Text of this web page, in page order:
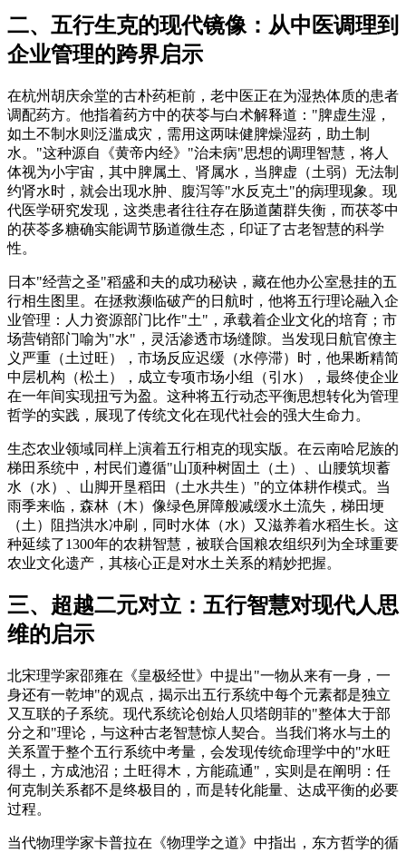
二、五行生克的现代镜像：从中医调理到
企业管理的跨界启示
在杭州胡庆余堂的古朴药柜前，老中医正在为湿热体质的患者
调配药方。他指着药方中的茯苓与白术解释道："脾虚生湿，
如土不制水则泛滥成灾，需用这两味健脾燥湿药，助土制
水。"这种源自《黄帝内经》"治未病"思想的调理智慧，将人
体视为小宇宙，其中脾属土、肾属水，当脾虚（土弱）无法制
约肾水时，就会出现水肿、腹泻等"水反克土"的病理现象。现
代医学研究发现，这类患者往往存在肠道菌群失衡，而茯苓中
的茯苓多糖确实能调节肠道微生态，印证了古老智慧的科学
性。
日本"经营之圣"稻盛和夫的成功秘诀，藏在他办公室悬挂的五
行相生图里。在拯救濒临破产的日航时，他将五行理论融入企
业管理：人力资源部门比作"土"，承载着企业文化的培育；市
场营销部门喻为"水"，灵活渗透市场缝隙。当发现日航官僚主
义严重（土过旺），市场反应迟缓（水停滞）时，他果断精简
中层机构（松土），成立专项市场小组（引水），最终使企业
在一年间实现扭亏为盈。这种将五行动态平衡思想转化为管理
哲学的实践，展现了传统文化在现代社会的强大生命力。
生态农业领域同样上演着五行相克的现实版。在云南哈尼族的
梯田系统中，村民们遵循"山顶种树固土（土）、山腰筑坝蓄
水（水）、山脚开垦稻田（土水共生）"的立体耕作模式。当
雨季来临，森林（木）像绿色屏障般减缓水土流失，梯田埂
（土）阻挡洪水冲刷，同时水体（水）又滋养着水稻生长。这
种延续了1300年的农耕智慧，被联合国粮农组织列为全球重要
农业文化遗产，其核心正是对水土关系的精妙把握。
三、超越二元对立：五行智慧对现代人思
维的启示
北宋理学家邵雍在《皇极经世》中提出"一物从来有一身，一
身还有一乾坤"的观点，揭示出五行系统中每个元素都是独立
又互联的子系统。现代系统论创始人贝塔朗菲的"整体大于部
分之和"理论，与这种古老智慧惊人契合。当我们将水与土的
关系置于整个五行系统中考量，会发现传统命理学中的"水旺
得土，方成池沼；土旺得木，方能疏通"，实则是在阐明：任
何克制关系都不是终极目的，而是转化能量、达成平衡的必要
过程。
当代物理学家卡普拉在《物理学之道》中指出，东方哲学的循